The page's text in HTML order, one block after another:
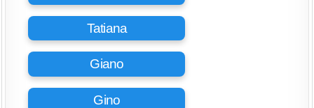
Tatiana
Giano
Gino